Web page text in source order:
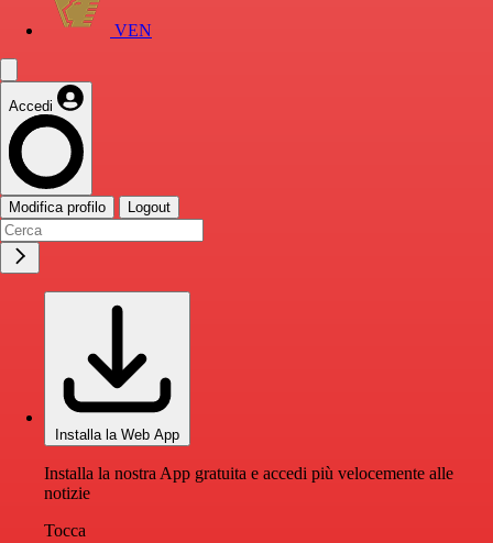
VEN
Accedi
Modifica profilo Logout
Installa la Web App
Installa la nostra App gratuita e accedi più velocemente alle
notizie
Tocca